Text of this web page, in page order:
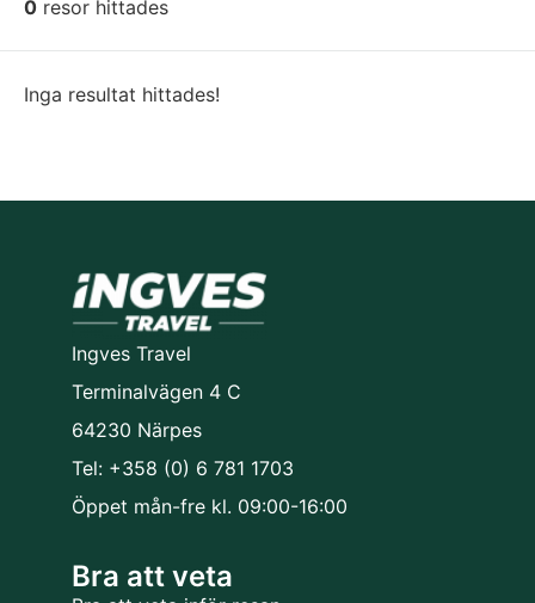
0 resor hittades
Inga resultat hittades!
Ingves Travel
Terminalvägen 4 C
64230 Närpes
Tel: +358 (0) 6 781 1703
Öppet mån-fre kl. 09:00-16:00
Bra att veta